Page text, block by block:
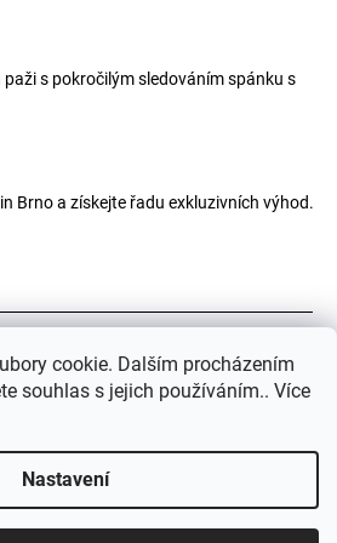
cookie. Dalším procházením
souhlas s jejich používáním.. Více
Nastavení
s pokročilým sledováním spánku s
Brno a získejte řadu exkluzivních výhod.